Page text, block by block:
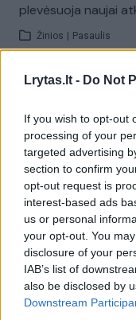
Lrytas.lt - Do Not
If you wish to opt-out
processing of your
targeted advertising
section to confirm
opt-out request is
interest-based ads
us or personal
your opt-out. You
disclosure of your
IAB’s list of
also be disclosed by
Downstream
plevėsuoja naujai
Žinios Pasaulis
Švedija tikisi
Žinios | Pasaulis
Ginklų pramonei
pažymi – Aljansui
Žinios | Pasaulis
Ukraina nukreipė
nesugebėjimas